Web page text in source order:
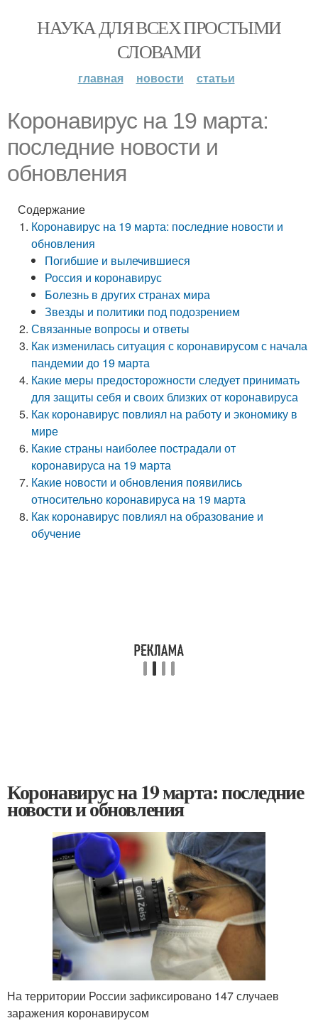
НАУКА ДЛЯ ВСЕХ ПРОСТЫМИ
СЛОВАМИ
главная новости статьи
Коронавирус на 19 марта:
последние новости и
обновления
Содержание
Коронавирус на 19 марта: последние новости и
обновления
Погибшие и вылечившиеся
Россия и коронавирус
Болезнь в других странах мира
Звезды и политики под подозрением
Связанные вопросы и ответы
Как изменилась ситуация с коронавирусом с начала
пандемии до 19 марта
Какие меры предосторожности следует принимать
для защиты себя и своих близких от коронавируса
Как коронавирус повлиял на работу и экономику в
мире
Какие страны наиболее пострадали от
коронавируса на 19 марта
Какие новости и обновления появились
относительно коронавируса на 19 марта
Как коронавирус повлиял на образование и
обучение
Коронавирус на 19 марта: последние
новости и обновления
На территории России зафиксировано 147 случаев
заражения коронавирусом